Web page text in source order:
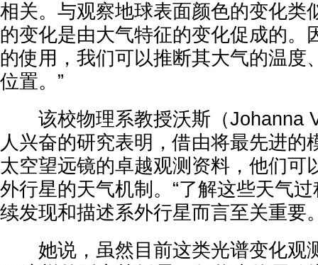
相关。与观察地球表面颜色的变化类
的变化是由大气特征的变化促成的。
的使用，我们可以推断其大气的温度
位置。”
该校物理系教授沃斯（Johanna
人兴奋的研究表明，借由将最先进的
太空望远镜的卓越观测资料，他们可
外行星的天气机制。“了解这些天气
续发现和描述系外行星而言至关重要
她说，虽然目前这类光谱变化观